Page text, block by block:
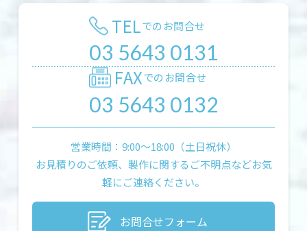
TELでのお問合せ
03 5643 0131
FAXでのお問合せ
03 5643 0132
営業時間：9:00〜18:00（土日祝休）
お見積りのご依頼、製作に関するご不明点などお気
軽にご連絡ください。
お問合せフォーム